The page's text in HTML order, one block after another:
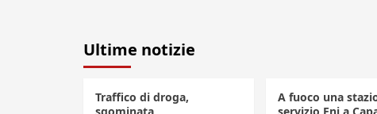
Ultime notizie
Traffico di droga,
A fuoco una